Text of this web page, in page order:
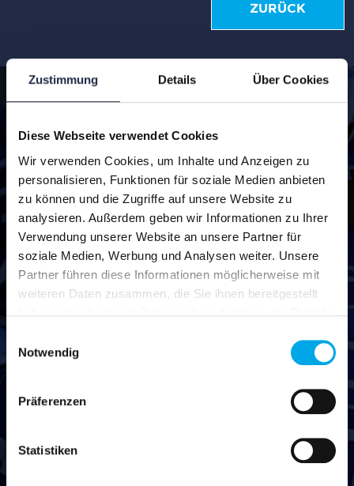
Zustimmung Details Über Cookies
Diese Webseite verwendet Cookies
Wir verwenden Cookies, um Inhalte und Anzeigen zu
personalisieren, Funktionen für soziale Medien anbieten
zu können und die Zugriffe auf unsere Website zu
analysieren. Außerdem geben wir Informationen zu Ihrer
Verwendung unserer Website an unsere Partner für
soziale Medien, Werbung und Analysen weiter. Unsere
Partner führen diese Informationen möglicherweise mit
weiteren Daten zusammen, die Sie ihnen bereitgestellt
Notwendig
Präferenzen
Statistiken
ZURÜCK
LIVE­STREAM
Jetzt live streamen